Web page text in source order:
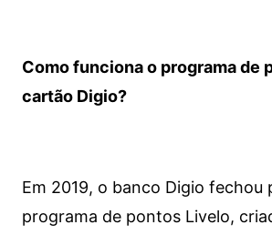
Como funciona o programa de
cartão Digio?
Em 2019, o banco Digio fechou
programa de pontos Livelo,